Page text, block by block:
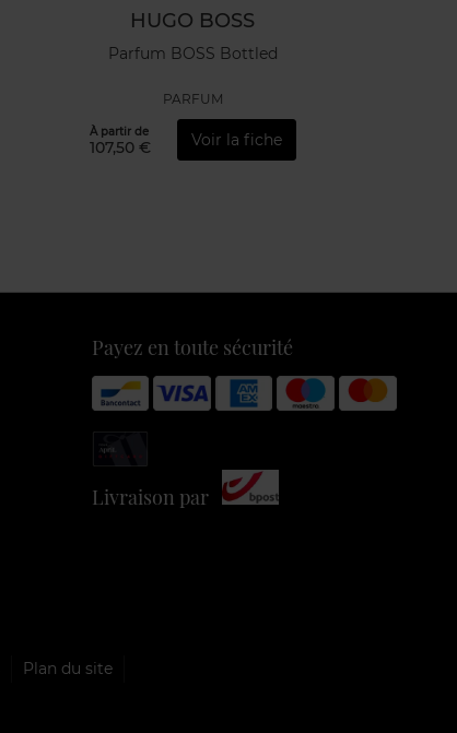
HUGO BOSS
Parfum BOSS Bottled
PARFUM
À partir de
107,50 € Voir la fiche
Payez en toute sécurité
Livraison par
Plan du site